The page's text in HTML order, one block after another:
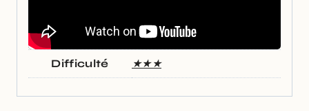
Difficulté ★★★